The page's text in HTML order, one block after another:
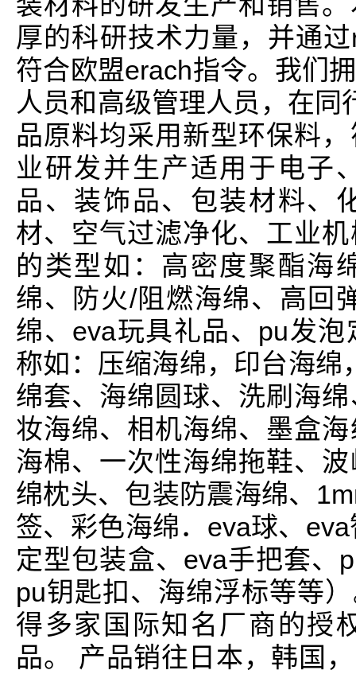
厚的科研技术力量，并通
符合欧盟erach指令。我们
人员和高级管理人员，在
品原料均采用新型环保料
业研发并生产适用于电子
品、装饰品、包装材料、
材、空气过滤净化、工业
的类型如：高密度聚酯海
绵、防火/阻燃海绵、高回
绵、eva玩具礼品、pu发
称如：压缩海绵，印台海绵
绵套、海绵圆球、洗刷海
妆海绵、相机海绵、墨盒
海棉、一次性海绵拖鞋、
绵枕头、包装防震海绵、
签、彩色海绵．eva球、
定型包装盒、eva手把套、
pu钥匙扣、海绵浮标等等
得多家国际知名厂商的授
品。 产品销往日本，韩国